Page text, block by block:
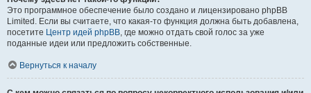
Это программное обеспечение было создано и лицензировано phpBB
Limited. Если вы считаете, что какая-то функция должна быть добавлена,
посетите Центр идей phpBB, где можно отдать свой голос за уже
поданные идеи или предложить собственные.
Вернуться к началу